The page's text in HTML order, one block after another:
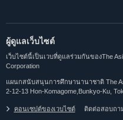
ผู้ดูแลเว็บไซต์
เว็บไซต์นี้เป็นเวบที่ดูแลร่วมกันของThe
Corporation
แผนกสนับสนุนการศึกษานานาชาติ The
2-12-13 Hon-Komagome,Bunkyo-Ku,
คอนเซปต์ของเวบไซต์ ติดต่อสอบถา